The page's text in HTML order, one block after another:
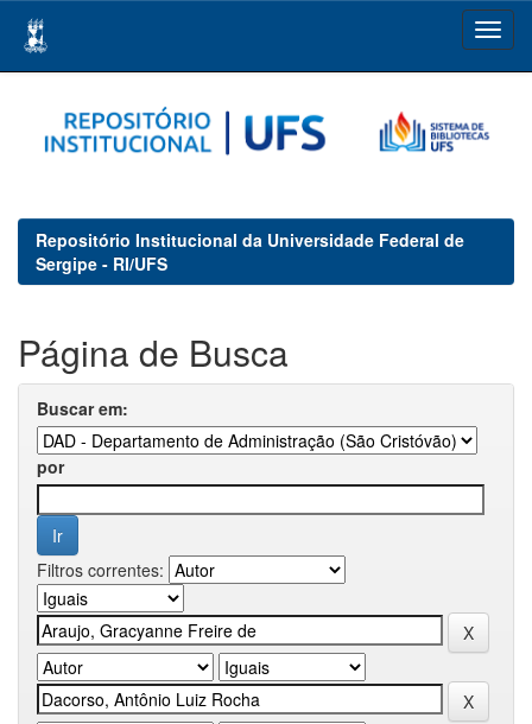
navigation
Repositório Institucional da Universidade Federal de
Sergipe - RI/UFS
Página de Busca
Buscar em:
por
Filtros correntes: